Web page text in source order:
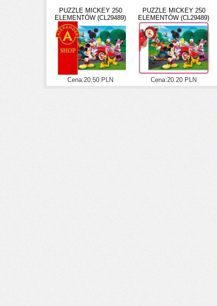
PUZZLE MICKEY 250
ELEMENTÓW (CL29489)
Cena:20.50 PLN
PUZZLE MICKEY 250
ELEMENTÓW (CL29489)
Cena:20.20 PLN